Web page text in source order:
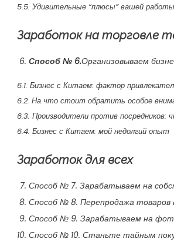
5.5. Удивительные “плюсы” вашей работы
Заработок на торговле
Способ № 6.Организовываем
6.1. Бизнес с Китаем: фактор
6.2. На что стоит обратить особое
6.3. Производители против посредников:
6.4. Бизнес с Китаем: мой недолгий опыт
Заработок для всех
Способ № 7. Зарабатываем на
Способ № 8. Перепродажа
Способ № 9. Зарабатываем на
Способ № 10. Станьте тайным